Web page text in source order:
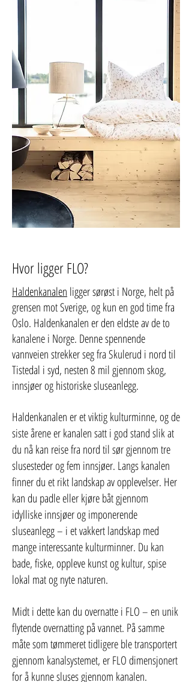
Hvor ligger FLO?
Haldenkanalen ligger sørøst i Norge, helt på
grensen mot Sverige, og kun en god time fra
Oslo. Haldenkanalen er den eldste av de to
kanalene i Norge. Denne spennende
vannveien strekker seg fra Skulerud i nord til
Tistedal i syd, nesten 8 mil gjennom skog,
innsjøer og historiske sluseanlegg.
Haldenkanalen er et viktig kulturminne, og de
siste årene er kanalen satt i god stand slik at
du nå kan reise fra nord til sør gjennom tre
slusesteder og fem innsjøer. Langs kanalen
finner du et rikt landskap av opplevelser. Her
kan du padle eller kjøre båt gjennom
idylliske innsjøer og imponerende
sluseanlegg – i et vakkert landskap med
mange interessante kulturminner. Du kan
bade, fiske, oppleve kunst og kultur, spise
lokal mat og nyte naturen.
Midt i dette kan du overnatte i FLO – en unik
flytende overnatting på vannet. På samme
måte som tømmeret tidligere ble transportert
gjennom kanalsystemet, er FLO dimensjonert
for å kunne sluses gjennom kanalen.